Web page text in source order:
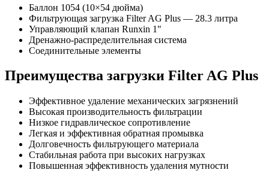
Баллон 1054 (10×54 дюйма)
Фильтрующая загрузка Filter AG Plus — 28.3 литра
Управляющий клапан Runxin 1"
Дренажно-распределительная система
Соединительные элементы
Преимущества загрузки Filter AG Plus
Эффективное удаление механических загрязнений
Высокая производительность фильтрации
Низкое гидравлическое сопротивление
Легкая и эффективная обратная промывка
Долговечность фильтрующего материала
Стабильная работа при высоких нагрузках
Повышенная эффективность удаления мутности